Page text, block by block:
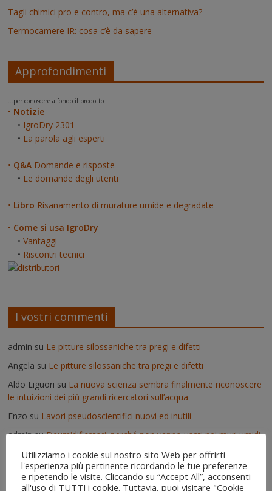
Tagli chimici pro e contro, ma c’è una alternativa?
Termocamere IR: cosa c’è da sapere
Approfondimenti
...per conoscere a fondo il prodotto
• Notizie
• IgroDry 2301
• La parola agli esperti
• Q&A Domande e risposte
• Le domande degli utenti
• Libro Risanamento di murature umide e degradate
• Come si usa IgroDry
•Vantaggi
• Riscontri tecnici
I vostri commenti
admin su Le pitture silossaniche tra pregi e difetti
Angela su Le pitture silossaniche tra pregi e difetti
Aldo Liguori su La nuova scienza sembra finalmente riconoscere
le intuizioni dei più grandi ricercatori sull’acqua
Enzo su Lavori pseudoscientifici nuovi ed inutili
adminsuDeumidificatori: perché non vanno usati nei muri umidi
VittoriosuDeumidificatori: perché non vanno usati nei muri
umidi
Il risanamento delle murature dopo un'alluvione - IgroDrysu
Utilizziamo i cookie sul nostro sito Web per offrirti
l'esperienza più pertinente ricordando le tue preferenze
e ripetendo le visite. Cliccando su “Accept All”, acconsenti
all'uso di TUTTI i cookie. Tuttavia, puoi visitare "Cookie